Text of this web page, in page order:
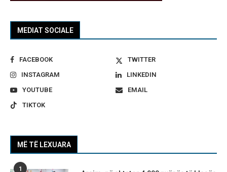
MEDIAT SOCIALE
FACEBOOK
TWITTER
INSTAGRAM
LINKEDIN
YOUTUBE
EMAIL
TIKTOK
MË TË LEXUARA
1